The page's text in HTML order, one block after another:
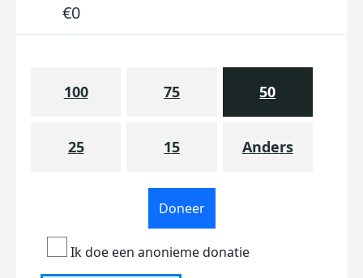
€0
100 75 50
25 15 Anders
Doneer
Ik doe een anonieme donatie